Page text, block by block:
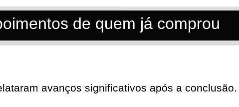
de quem já comprou
avanços significativos após a conclusão.